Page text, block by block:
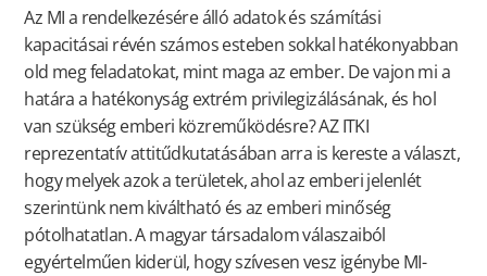
Az MI a rendelkezésére álló adatok és számítási
kapacitásai révén számos esteben sokkal hatékonyabban
old meg feladatokat, mint maga az ember. De vajon mi a
határa a hatékonyság extrém privilegizálásának, és hol
van szükség emberi közreműködésre? AZ ITKI
reprezentatív attitűdkutatásában arra is kereste a választ,
hogy melyek azok a területek, ahol az emberi jelenlét
szerintünk nem kiváltható és az emberi minőség
pótolhatatlan. A magyar társadalom válaszaiból
egyértelműen kiderül, hogy szívesen vesz igénybe MI-